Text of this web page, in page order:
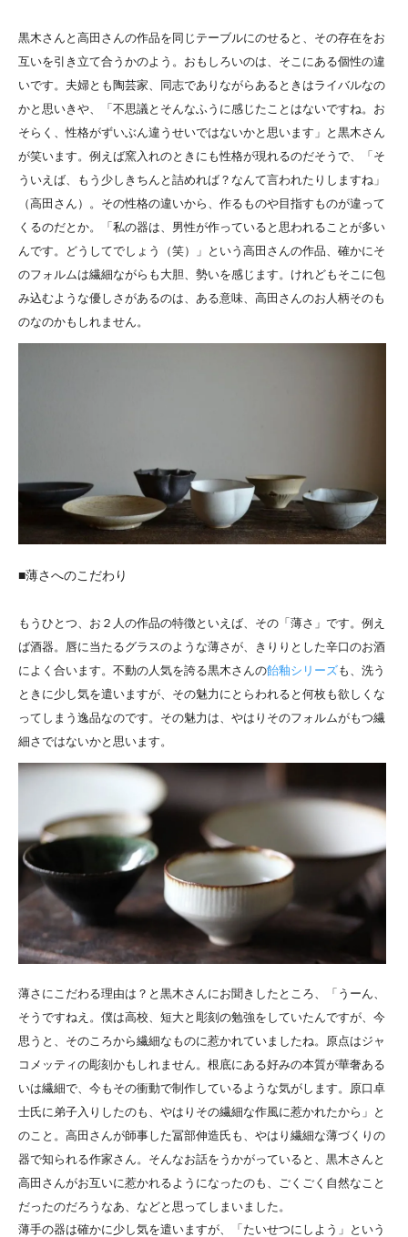
黒木さんと高田さんの作品を同じテーブルにのせると、その存在をお
互いを引き立て合うかのよう。おもしろいのは、そこにある個性の違
いです。夫婦とも陶芸家、同志でありながらあるときはライバルなの
かと思いきや、「不思議とそんなふうに感じたことはないですね。お
そらく、性格がずいぶん違うせいではないかと思います」と黒木さん
が笑います。例えば窯入れのときにも性格が現れるのだそうで、「そ
ういえば、もう少しきちんと詰めれば？なんて言われたりしますね」
（高田さん）。その性格の違いから、作るものや目指すものが違って
くるのだとか。「私の器は、男性が作っていると思われることが多い
んです。どうしてでしょう（笑）」という高田さんの作品、確かにそ
のフォルムは繊細ながらも大胆、勢いを感じます。けれどもそこに包
み込むような優しさがあるのは、ある意味、高田さんのお人柄そのも
のなのかもしれません。
■薄さへのこだわり
もうひとつ、お２人の作品の特徴といえば、その「薄さ」です。例え
ば酒器。唇に当たるグラスのような薄さが、きりりとした辛口のお酒
によく合います。不動の人気を誇る黒木さんの飴釉シリーズも、洗う
ときに少し気を遣いますが、その魅力にとらわれると何枚も欲しくな
ってしまう逸品なのです。その魅力は、やはりそのフォルムがもつ繊
細さではないかと思います。
薄さにこだわる理由は？と黒木さんにお聞きしたところ、「うーん、
そうですねえ。僕は高校、短大と彫刻の勉強をしていたんですが、今
思うと、そのころから繊細なものに惹かれていましたね。原点はジャ
コメッティの彫刻かもしれません。根底にある好みの本質が華奢ある
いは繊細で、今もその衝動で制作しているような気がします。原口卓
士氏に弟子入りしたのも、やはりその繊細な作風に惹かれたから」と
のこと。高田さんが師事した冨部伸造氏も、やはり繊細な薄づくりの
器で知られる作家さん。そんなお話をうかがっていると、黒木さんと
高田さんがお互いに惹かれるようになったのも、ごくごく自然なこと
だったのだろうなあ、などと思ってしまいました。
薄手の器は確かに少し気を遣いますが、「たいせつにしよう」という